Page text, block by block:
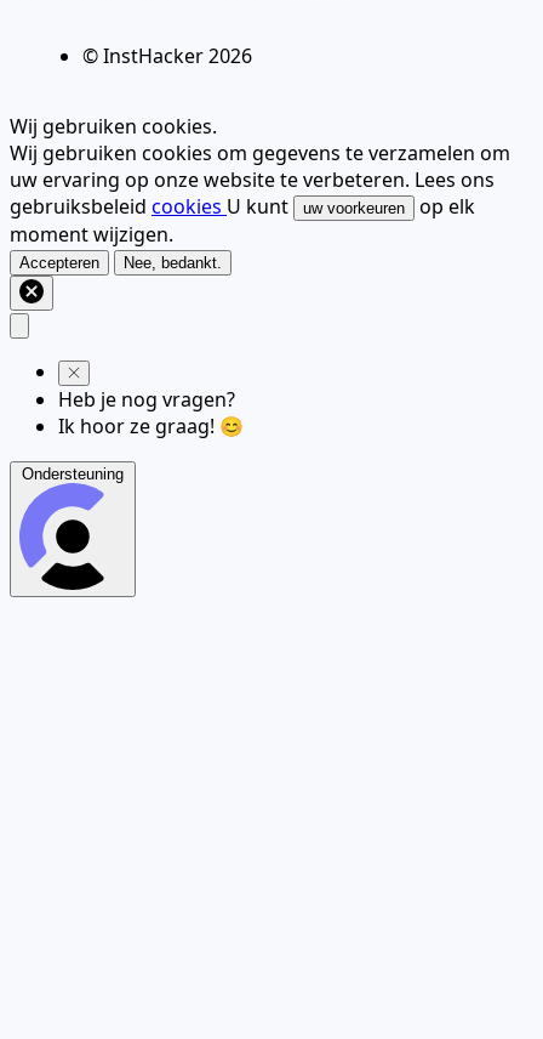
© InstHacker2026
Wij gebruiken cookies.
Wij gebruiken cookies om gegevens te verzamelen om
uw ervaring op onze website te verbeteren. Lees ons
gebruiksbeleid cookies U kunt uw voorkeuren
op elk
moment wijzigen.
Accepteren Nee, bedankt.
Heb je nog vragen?
Ik hoor ze graag! 😊
Ondersteuning